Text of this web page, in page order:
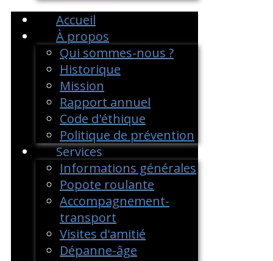
Accueil
À propos
Qui sommes-nous ?
Historique
Mission
Rapport annuel
Code d'éthique
Politique de prévention
Services
Informations générales
Popote roulante
Accompagnement-
transport
Visites d'amitié
Dépanne-âge